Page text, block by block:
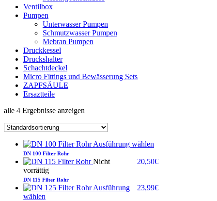
Ventilbox
Pumpen
Unterwasser Pumpen
Schmutzwasser Pumpen
Mebran Pumpen
Druckkessel
Druckshalter
Schachtdeckel
Micro Fittings und Bewässerung Sets
ZAPFSÄULE
Ersaztteile
alle 4 Ergebnisse anzeigen
Ausführung wählen
DN 100 Filter Rohr
20,50€
Nicht
vorrättig
DN 115 Filter Rohr
23,99€
Ausführung
wählen